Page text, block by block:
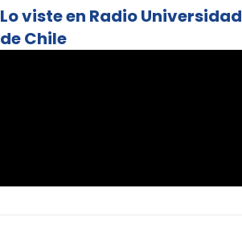
Lo viste en Radio Universidad
de Chile